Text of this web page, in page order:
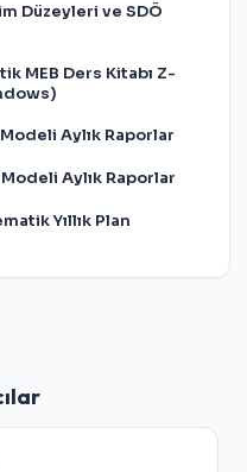
Düzeyleri ve SDÖ
MEB Ders Kitabı Z-
Aylık Raporlar
Aylık Raporlar
Yıllık Plan